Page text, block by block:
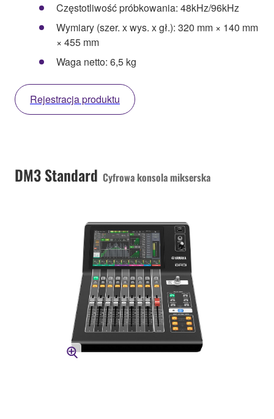
Częstotliwość próbkowania: 48kHz/96kHz
Wymiary (szer. x wys. x gł.): 320 mm × 140 mm
× 455 mm
Waga netto: 6,5 kg
Rejestracja produktu
DM3 Standard Cyfrowa konsola mikserska